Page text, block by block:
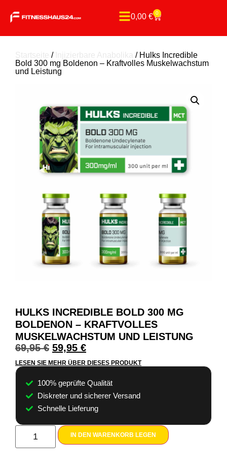
0,00 € 0
/
/ Hulks Incredible
Bold 300 mg Boldenon – Kraftvolles Muskelwachstum
und Leistung
HULKS INCREDIBLE BOLD 300 MG
BOLDENON – KRAFTVOLLES
MUSKELWACHSTUM UND LEISTUNG
69,95€ 59,95 €
LESEN SIE MEHR ÜBER DIESES PRODUKT
100% geprüfte Qualität
Diskreter und sicherer Versand
Schnelle Lieferung
IN DEN WARENKORB LEGEN